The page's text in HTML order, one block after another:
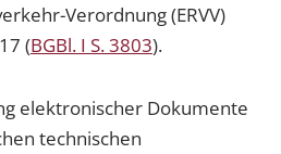
Verordnung (ERVV)
(BGBl. I S. 3803).
elektronischer Dokumente
technischen